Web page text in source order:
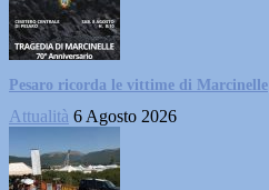
Pesaro ricorda le vittime di Marcinelle
Attualità 6 Agosto 2026